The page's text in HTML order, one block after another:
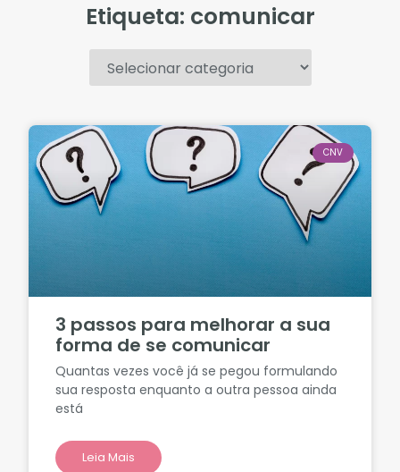
Etiqueta: comunicar
.
CNV
3 passos para melhorar a sua
forma de se comunicar
Quantas vezes você já se pegou formulando
sua resposta enquanto a outra pessoa ainda
está
Leia Mais